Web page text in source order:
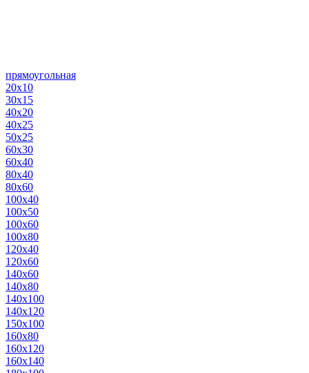
прямоугольная
20х10
30х15
40х20
40х25
50х25
60х30
60х40
80х40
80х60
100х40
100х50
100х60
100х80
120х40
120х60
140х60
140х80
140х100
140х120
150х100
160х80
160х120
160х140